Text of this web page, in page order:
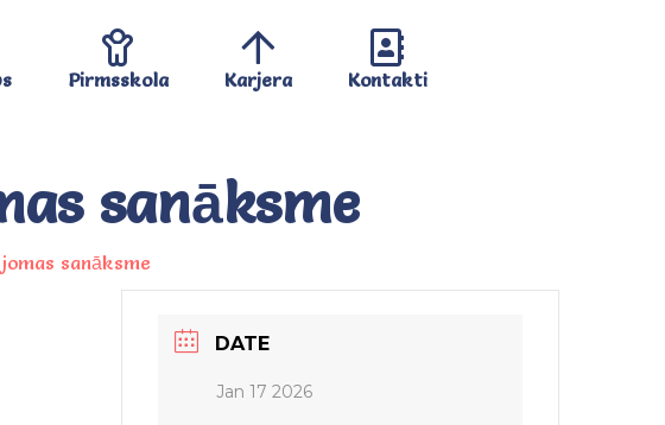
Pirmsskola Karjera Kontakti
sanāksme
sanāksme
DATE
Jan 17 2026